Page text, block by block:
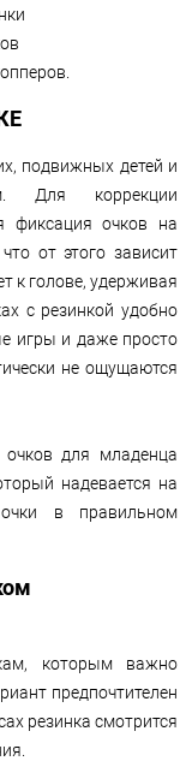
подвижных детей и
Для коррекции
фиксация очков на
от этого зависит
к голове, удерживая
с резинкой удобно
игры и даже просто
не ощущаются
очков для младенца
надевается на
в правильном
которым важно
предпочтителен
резинка смотрится